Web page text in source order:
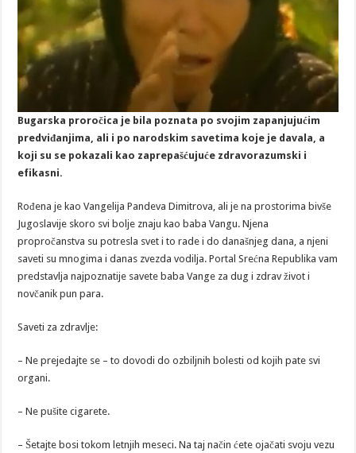
Bugarska proročica je bila poznata po svojim zapanjujućim
predviđanjima, ali i po narodskim savetima koje je davala, a
koji su se pokazali kao zaprepašćujuće zdravorazumski i
efikasni.
Rođena je kao Vangelija Pandeva Dimitrova, ali je na prostorima bivše
Jugoslavije skoro svi bolje znaju kao baba Vangu. Njena
propročanstva su potresla svet i to rade i do današnjeg dana, a njeni
saveti su mnogima i danas zvezda vodilja. Portal Srećna Republika vam
predstavlja najpoznatije savete baba Vange za dug i zdrav život i
novčanik pun para.
Saveti za zdravlje:
– Ne prejedajte se – to dovodi do ozbiljnih bolesti od kojih pate svi
organi.
– Ne pušite cigarete.
– Šetajte bosi tokom letnjih meseci. Na taj način ćete ojačati svoju vezu